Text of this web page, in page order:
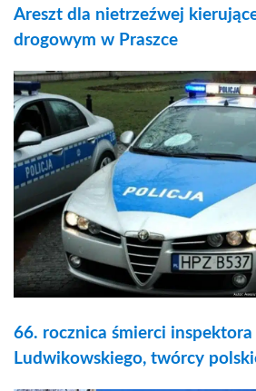
Areszt dla nietrzeźwej
drogowym w Praszce
66. rocznica śmierci
Ludwikowskiego, twórcy